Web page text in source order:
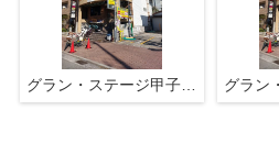
グラン・ステージ甲子園ビル